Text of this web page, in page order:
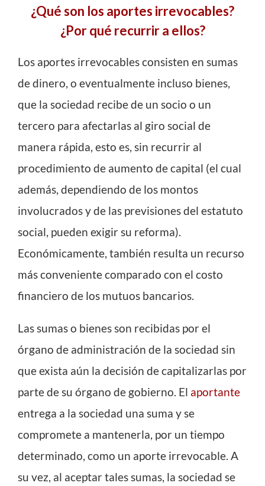
¿Qué son los aportes irrevocables?
¿Por qué recurrir a ellos?
Los aportes irrevocables consisten en sumas
de dinero, o eventualmente incluso bienes,
que la sociedad recibe de un socio o un
tercero para afectarlas al giro social de
manera rápida, esto es, sin recurrir al
procedimiento de aumento de capital (el cual
además, dependiendo de los montos
involucrados y de las previsiones del estatuto
social, pueden exigir su reforma).
Económicamente, también resulta un recurso
más conveniente comparado con el costo
financiero de los mutuos bancarios.
Las sumas o bienes son recibidas por el
órgano de administración de la sociedad sin
que exista aún la decisión de capitalizarlas por
parte de su órgano de gobierno. El aportante
entrega a la sociedad una suma y se
compromete a mantenerla, por un tiempo
determinado, como un aporte irrevocable. A
su vez, al aceptar tales sumas, la sociedad se